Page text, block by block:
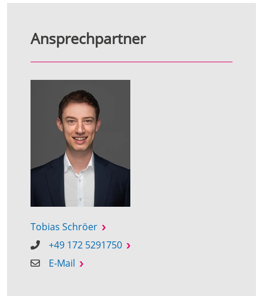
Ansprechpartner
Tobias Schröer
+49 172 5291750
E-Mail